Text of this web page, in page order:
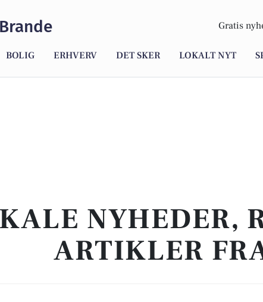
Brande Gratis
BOLIG ERHVERV DET SKER LOKALT NYT
NYHEDER,
ARTIKLER